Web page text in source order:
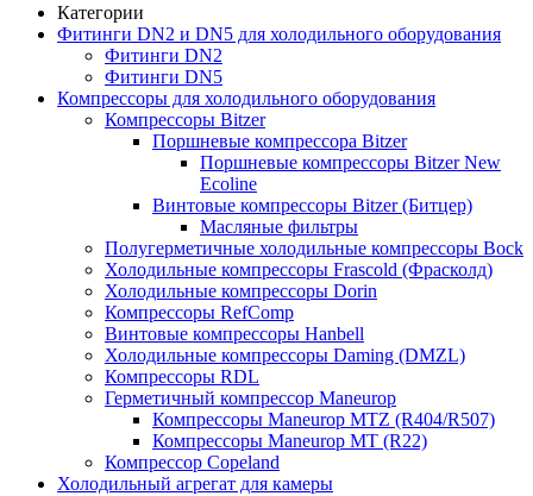
Категории
Фитинги DN2 и DN5 для холодильного оборудования
Фитинги DN2
Фитинги DN5
Компрессоры для холодильного оборудования
Компрессоры Bitzer
Поршневые компрессора Bitzer
Поршневые компрессоры Bitzer New
Ecoline
Винтовые компрессоры Bitzer (Битцер)
Масляные фильтры
Полугерметичные холодильные компрессоры Bock
Холодильные компрессоры Frascold (Фрасколд)
Холодильные компрессоры Dorin
Компрессоры RefComp
Винтовые компрессоры Hanbell
Холодильные компрессоры Daming (DMZL)
Компрессоры RDL
Герметичный компрессор Maneurop
Компрессоры Maneurop MTZ (R404/R507)
Компрессоры Maneurop MT (R22)
Компрессор Copeland
Холодильный агрегат для камеры